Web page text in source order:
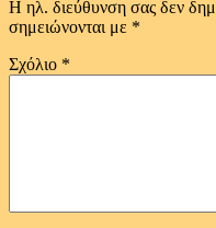
Η ηλ. διεύθυνση σας δεν
σημειώνονται με *
Σχόλιο *